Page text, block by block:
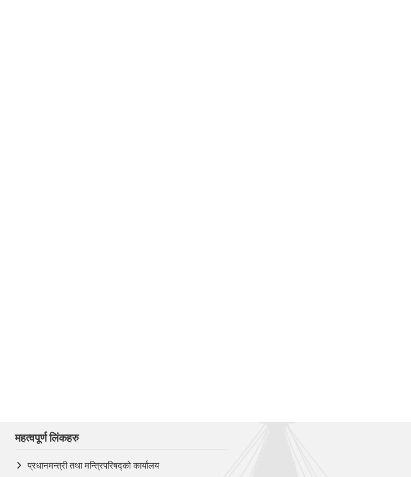
महत्वपूर्ण लिंकहरु
प्रधानमन्त्री तथा मन्त्रिपरिषद्को कार्यालय